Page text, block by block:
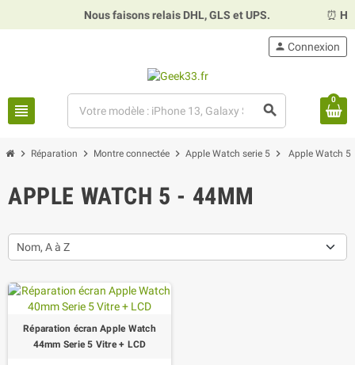
Nous faisons relais DHL, GLS et UPS. ⏰
view_headline search
person Connexion
0
chevron_right Réparation chevron_right Montre connectée chevron_right Apple Watch serie 5 chevron_right Apple Watch 5
APPLE WATCH 5 - 44MM
Nom, A à Z
Réparation écran Apple Watch
44mm Serie 5 Vitre + LCD